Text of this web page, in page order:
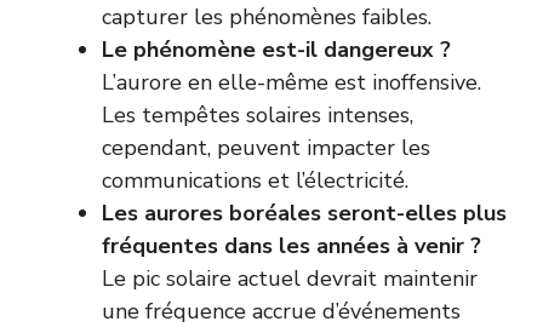
capturer les phénomènes faibles.
Le phénomène est-il dangereux ?
L’aurore en elle-même est inoffensive.
Les tempêtes solaires intenses,
cependant, peuvent impacter les
communications et l’électricité.
Les aurores boréales seront-elles plus
fréquentes dans les années à venir ?
Le pic solaire actuel devrait maintenir
une fréquence accrue d’événements